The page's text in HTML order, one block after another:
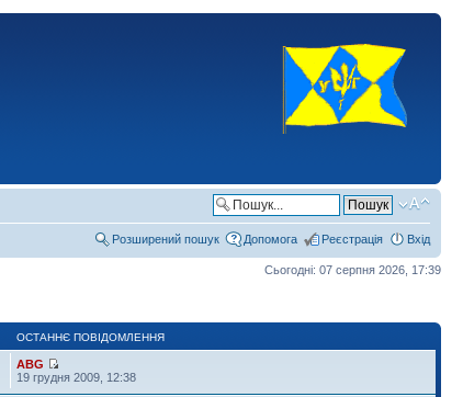
Розширений пошук Допомога Реєстрація Вхід
Сьогодні: 07 серпня 2026, 17:39
ОСТАННЄ ПОВІДОМЛЕННЯ
ABG
19 грудня 2009, 12:38